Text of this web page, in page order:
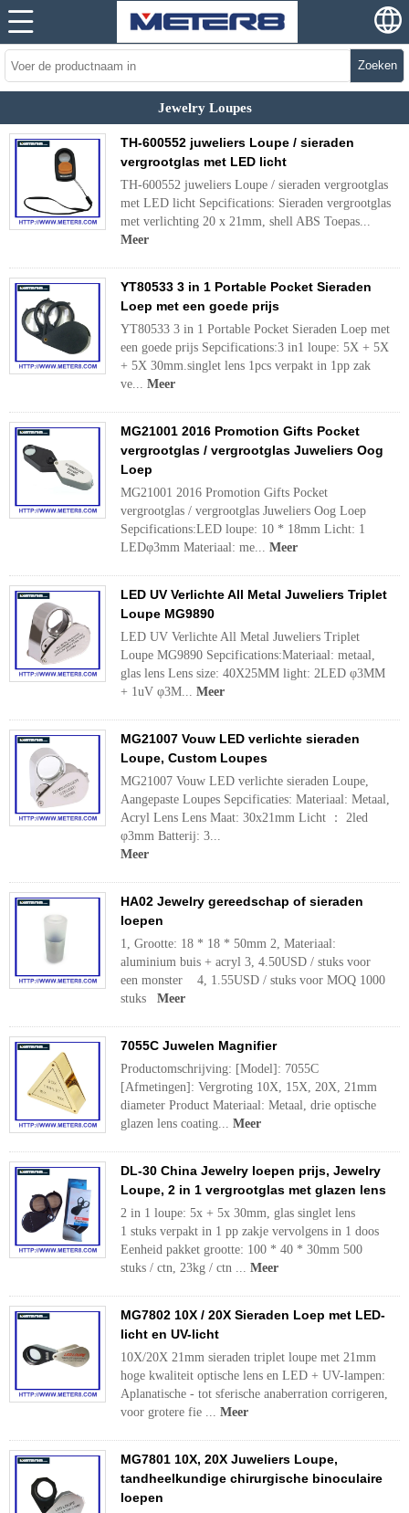
Zoeken
Jewelry Loupes
TH-600552 juweliers Loupe / sieraden
vergrootglas met LED licht
TH-600552 juweliers Loupe / sieraden vergrootglas
met LED licht Sepcifications: Sieraden vergrootglas
met verlichting 20 x 21mm, shell ABS Toepas...
Meer
YT80533 3 in 1 Portable Pocket Sieraden
Loep met een goede prijs
YT80533 3 in 1 Portable Pocket Sieraden Loep met
een goede prijs Sepcifications:3 in1 loupe: 5X + 5X
+ 5X 30mm.singlet lens 1pcs verpakt in 1pp zak
ve... Meer
MG21001 2016 Promotion Gifts Pocket
vergrootglas / vergrootglas Juweliers Oog
Loep
MG21001 2016 Promotion Gifts Pocket
vergrootglas / vergrootglas Juweliers Oog Loep
Sepcifications:LED loupe: 10 * 18mm Licht: 1
LEDφ3mm Materiaal: me... Meer
LED UV Verlichte All Metal Juweliers Triplet
Loupe MG9890
LED UV Verlichte All Metal Juweliers Triplet
Loupe MG9890 Sepcifications:Materiaal: metaal,
glas lens Lens size: 40X25MM light: 2LED φ3MM
+ 1uV φ3M... Meer
MG21007 Vouw LED verlichte sieraden
Loupe, Custom Loupes
MG21007 Vouw LED verlichte sieraden Loupe,
Aangepaste Loupes Sepcificaties: Materiaal: Metaal,
Acryl Lens Lens Maat: 30x21mm Licht ： 2led
φ3mm Batterij: 3...
Meer
HA02 Jewelry gereedschap of sieraden
loepen
1, Grootte: 18 * 18 * 50mm 2, Materiaal:
aluminium buis + acryl 3, 4.50USD / stuks voor
een monster 4, 1.55USD / stuks voor MOQ 1000
stuks Meer
7055C Juwelen Magnifier
Productomschrijving: [Model]: 7055C
[Afmetingen]: Vergroting 10X, 15X, 20X, 21mm
diameter Product Materiaal: Metaal, drie optische
glazen lens coating... Meer
DL-30 China Jewelry loepen prijs, Jewelry
Loupe, 2 in 1 vergrootglas met glazen lens
2 in 1 loupe: 5x + 5x 30mm, glas singlet lens
1 stuks verpakt in 1 pp zakje vervolgens in 1 doos
Eenheid pakket grootte: 100 * 40 * 30mm 500
stuks / ctn, 23kg / ctn ... Meer
MG7802 10X / 20X Sieraden Loep met LED-
licht en UV-licht
10X/20X 21mm sieraden triplet loupe met 21mm
hoge kwaliteit optische lens en LED + UV-lampen:
Aplanatische - tot sferische anaberration corrigeren,
voor grotere fie ... Meer
MG7801 10X, 20X Juweliers Loupe,
tandheelkundige chirurgische binoculaire
loepen